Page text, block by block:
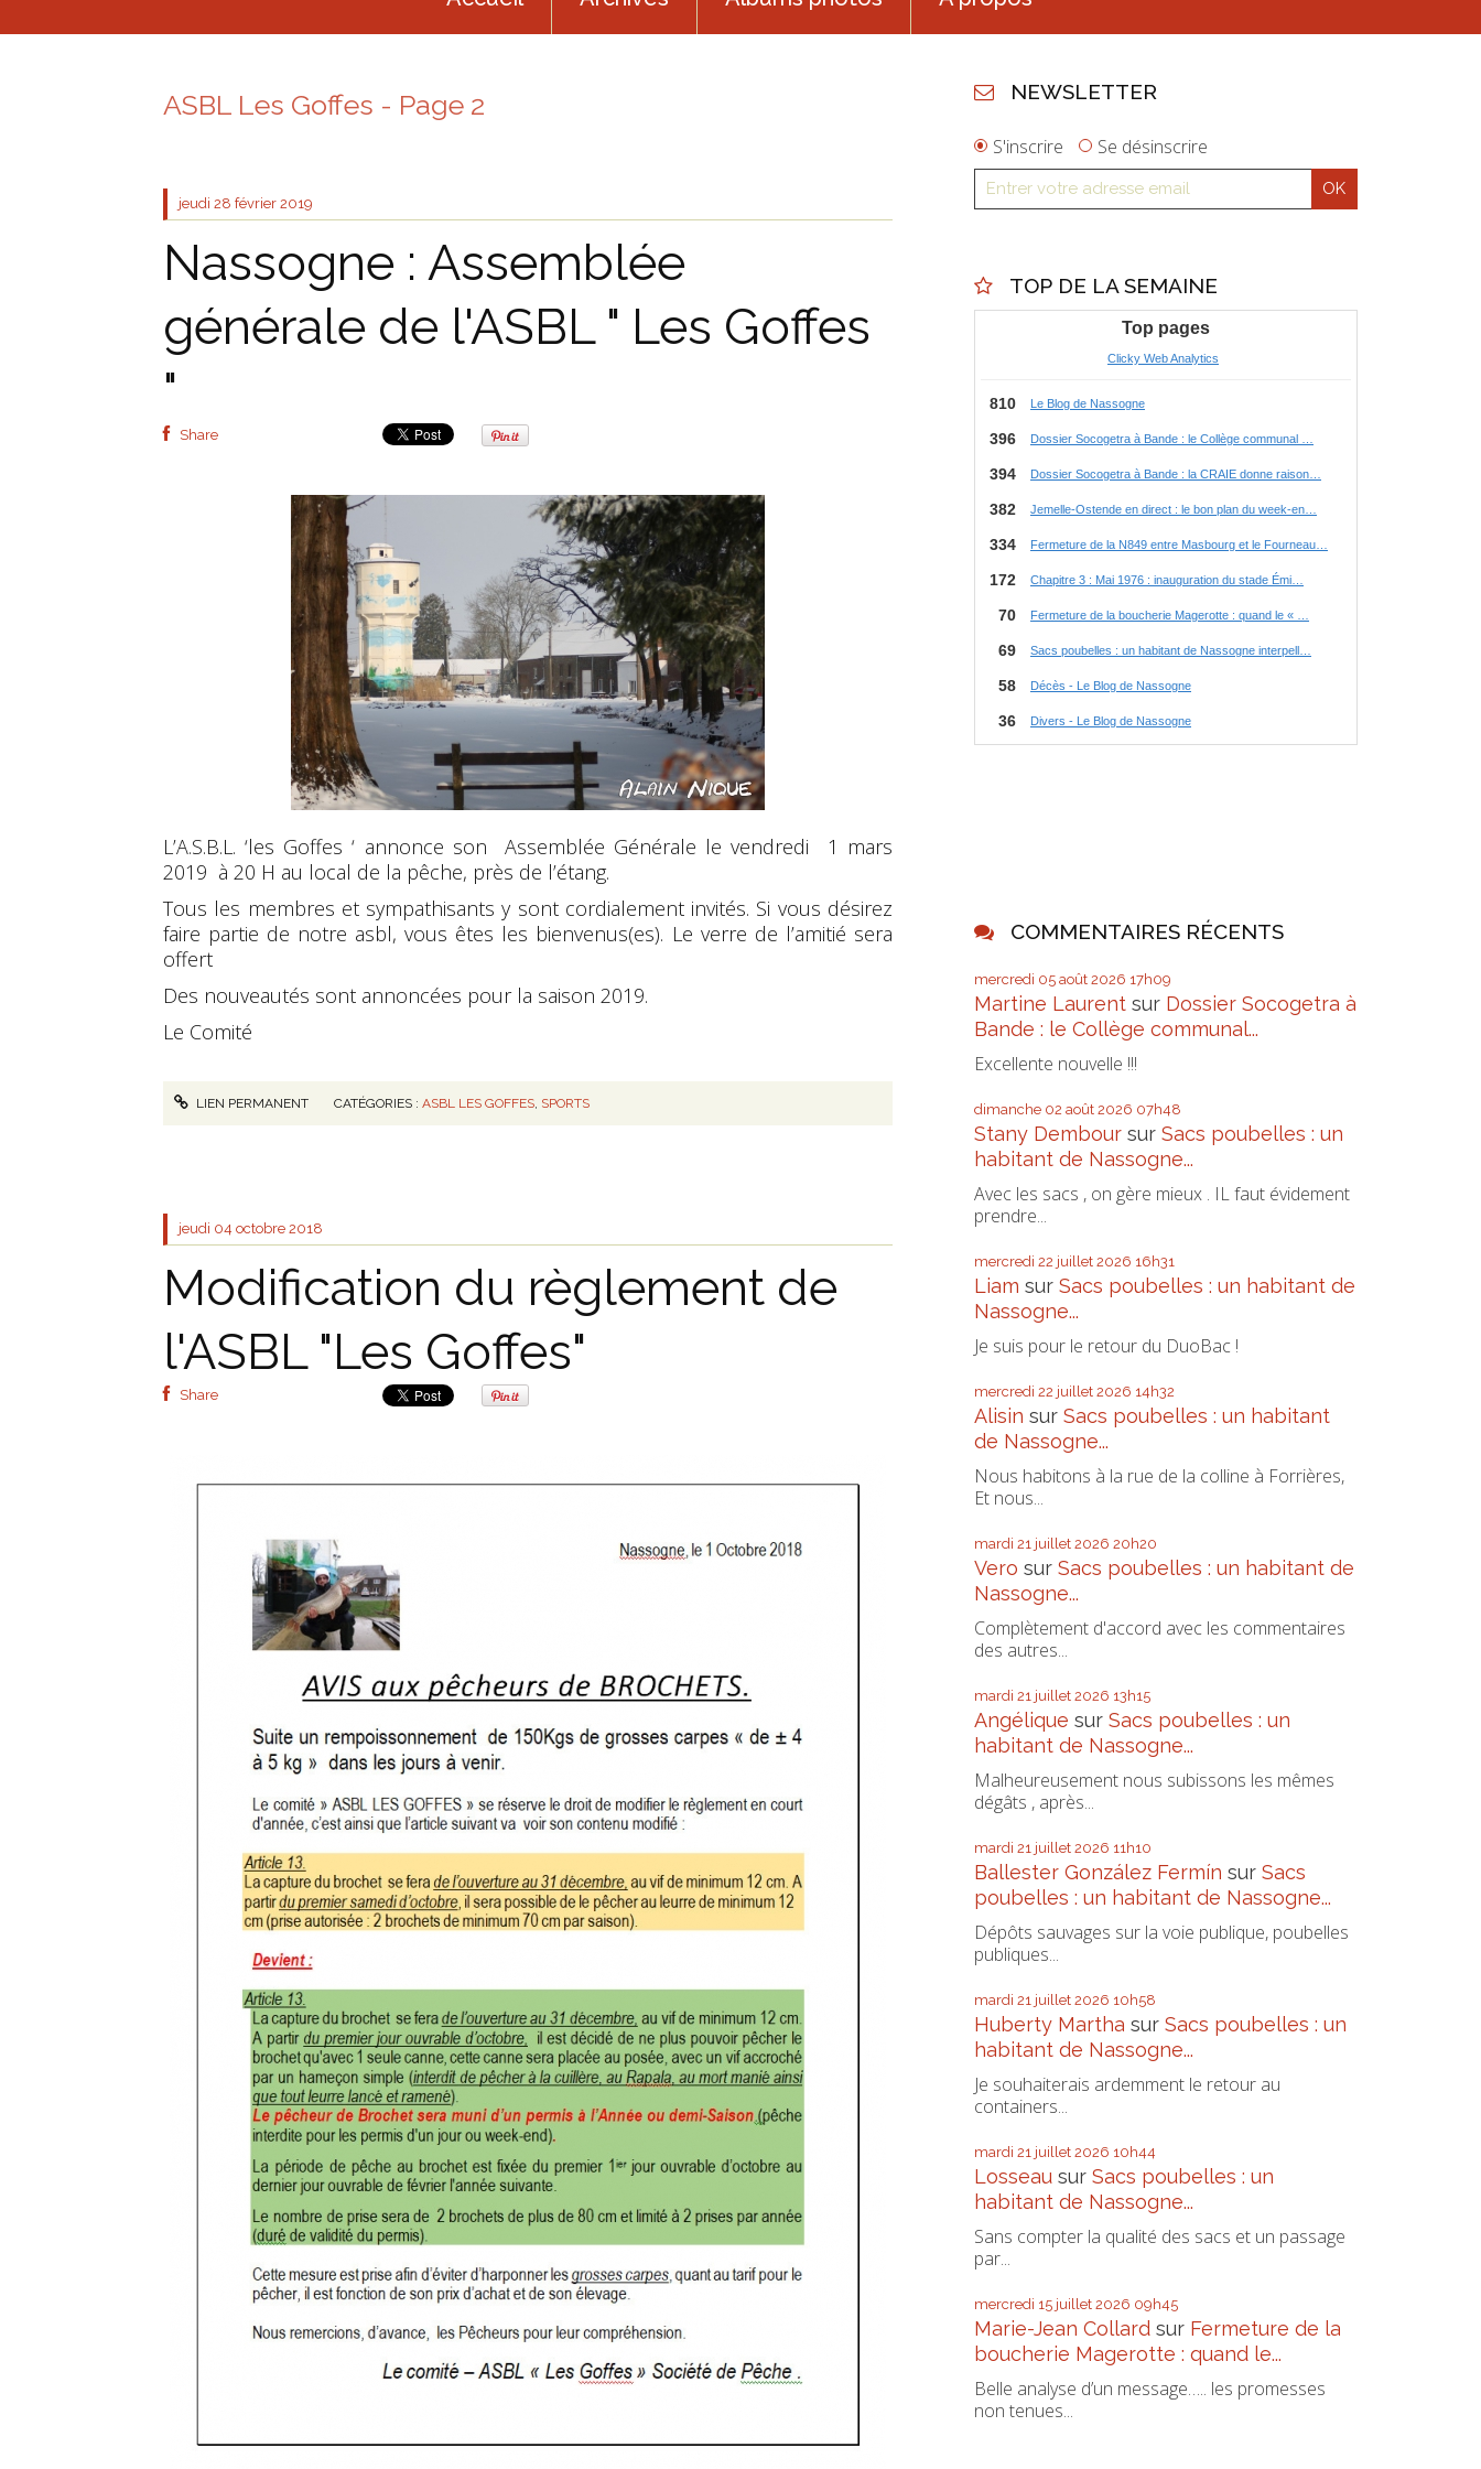
ASBL Les Goffes - Page 2
jeudi 28 février 2019
Nassogne : Assemblée
générale de l'ASBL " Les Goffes
"
Share
L’A.S.B.L. ‘les Goffes ‘ annonce son Assemblée Générale le vendredi 1 mars
2019 à 20 H au local de la pêche, près de l’étang.
Tous les membres et sympathisants y sont cordialement invités. Si vous désirez
faire partie de notre asbl, vous êtes les bienvenus(es). Le verre de l’amitié sera
offert
Des nouveautés sont annoncées pour la saison 2019.
Le Comité
LIEN PERMANENT CATÉGORIES :ASBL LES GOFFES, SPORTS
jeudi 04 octobre 2018
Modification du règlement de
l'ASBL "Les Goffes"
Share
NEWSLETTER
S'inscrire Se désinscrire
TOP DE LA SEMAINE
COMMENTAIRES RÉCENTS
mercredi 05 août 2026 17h09
Martine Laurent sur Dossier Socogetra à
Bande : le Collège communal...
Excellente nouvelle !!!
dimanche 02 août 2026 07h48
Stany Dembour surSacs poubelles : un
habitant de Nassogne...
Avec les sacs , on gère mieux . IL faut évidement
prendre...
mercredi 22 juillet 2026 16h31
Liam surSacs poubelles : un habitant de
Nassogne...
Je suis pour le retour du DuoBac !
mercredi 22 juillet 2026 14h32
Alisin surSacs poubelles : un habitant
de Nassogne...
Nous habitons à la rue de la colline à Forrières,
Et nous...
mardi 21 juillet 2026 20h20
Vero surSacs poubelles : un habitant de
Nassogne...
Complètement d'accord avec les commentaires
des autres...
mardi 21 juillet 2026 13h15
Angélique surSacs poubelles : un
habitant de Nassogne...
Malheureusement nous subissons les mêmes
dégâts , après...
mardi 21 juillet 2026 11h10
Ballester González Fermín surSacs
poubelles : un habitant de Nassogne...
Dépôts sauvages sur la voie publique, poubelles
publiques...
mardi 21 juillet 2026 10h58
Huberty Martha surSacs poubelles : un
habitant de Nassogne...
Je souhaiterais ardemment le retour au
containers...
mardi 21 juillet 2026 10h44
Losseau surSacs poubelles : un
habitant de Nassogne...
Sans compter la qualité des sacs et un passage
par...
mercredi 15 juillet 2026 09h45
Marie-Jean Collard sur Fermeture de la
boucherie Magerotte : quand le...
Belle analyse d’un message….. les promesses
non tenues...